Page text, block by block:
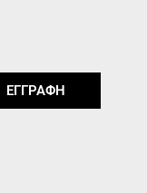
ΕΓΓΡΑΦΗ